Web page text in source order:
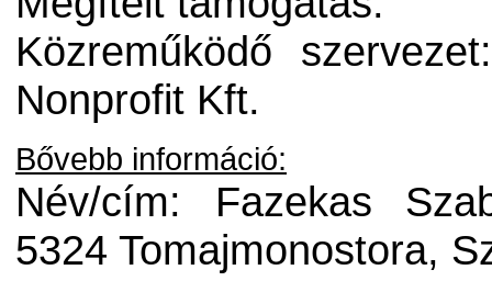
Közreműködő szervezet:
Nonprofit Kft.
Bővebb információ:
Név/cím: Fazekas
5324 Tomajmonostora,